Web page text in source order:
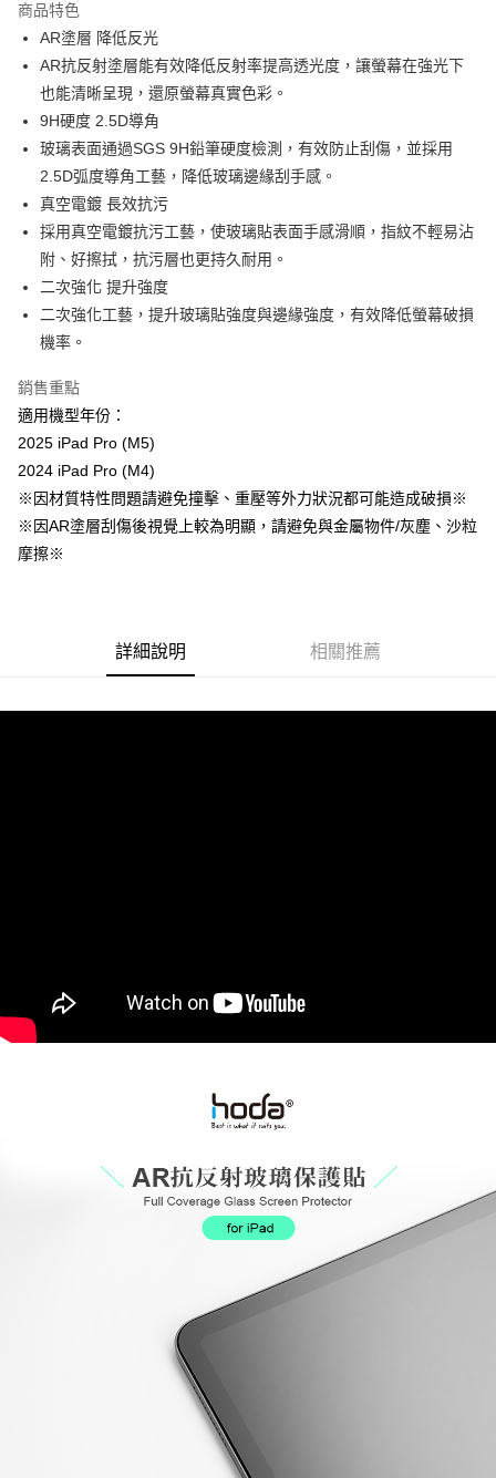
Apple Pay
街口支付
悠遊付
AFTEE先享後付
相關說明
【關於「AFTEE先享後付」】
AFTEE先享後付是「在收到商品之後才付款」的支付方式。 讓您購物簡單
１．簡單：不需註冊會員、不需綁卡、不需儲值。
２．便利：只要手機號碼，簡訊認證，即可結帳。
３．安心：先確認商品／服務後，再付款。
【「AFTEE先享後付」結帳流程】
結帳頁面，進行簡訊認證並確認金額後，即可完成結帳。
２．訂單成立數日內，您將收到繳費通知簡訊。
３．收到繳費通知簡訊後14天內，點擊此簡訊中的連結，可透過四大超商／
ATM／網路銀行／等多元方式進行付款，方視為交易完成。
※ 請注意：結帳手續完成當下不需立刻繳費，但若您需要取消訂單，請聯絡
後付繳納相關費用。
※ 交易是否成功請以「AFTEE先享後付 」之結帳頁面顯示為準，若有關於
是否繳費成功／繳費後需取消欲退款等相關疑問，請聯繫「AFTEE先享後付
客戶支援中心」
易，需依本服務之必要範圍內提供個人資料，並將交易相關給付款項請求債
ATM付款
運送方式
全家取貨付款
每筆NT$60，滿NT$499(含以上)免運費
付款後全家取貨
每筆NT$60，滿NT$499(含以上)免運費
付款後7-11取貨
每筆NT$60，滿NT$499(含以上)免運費
商品特色
AR塗層 降低反光
AR抗反射塗層能有效降低反射率提高透光度，讓螢幕在強光下
也能清晰呈現，還原螢幕真實色彩。
9H硬度 2.5D導角
玻璃表面通過SGS 9H鉛筆硬度檢測，有效防止刮傷，並採用
2.5D弧度導角工藝，降低玻璃邊緣刮手感。
真空電鍍 長效抗污
採用真空電鍍抗污工藝，使玻璃貼表面手感滑順，指紋不輕易沾
附、好擦拭，抗污層也更持久耐用。
二次強化 提升強度
二次強化工藝，提升玻璃貼強度與邊緣強度，有效降低螢幕破損
機率。
銷售重點
適用機型年份：
2025 iPad Pro (M5)
2024 iPad Pro (M4)
※因材質特性問題請避免撞擊、重壓等外力狀況都可能造成破損※
※因AR塗層刮傷後視覺上較為明顯，請避免與金屬物件/灰塵、沙粒
摩擦※
詳細說明 相關推薦